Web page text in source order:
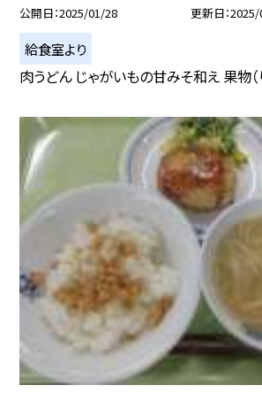
公開日 2025/01/28 更新日
給食室より
肉うどん じゃがいもの甘みそ和え 果物（